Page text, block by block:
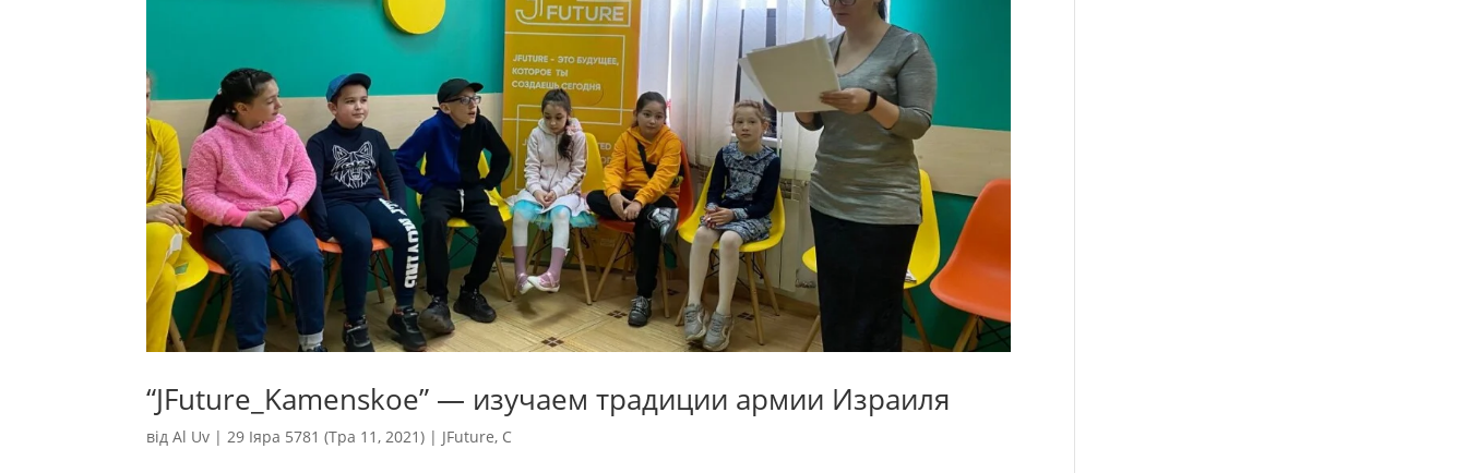
“JFuture_Kamenskoe” — изучаем традиции армии Израиля
відAl Uv |29 Іяра 5781 (Тра 11, 2021) | JFuture, С